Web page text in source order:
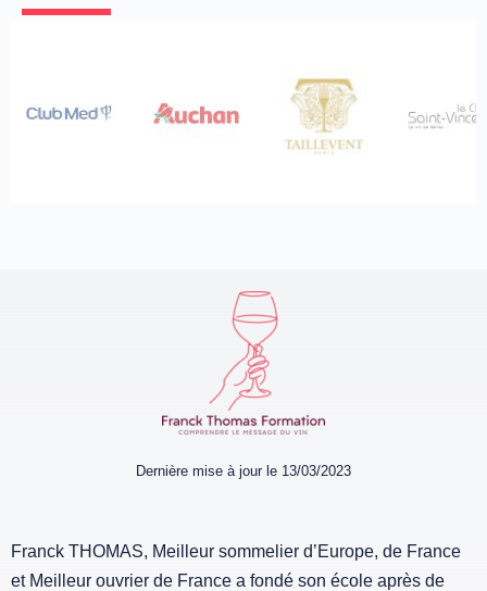
Dernière mise à jour le 13/03/2023
Franck THOMAS, Meilleur sommelier d’Europe, de France
et Meilleur ouvrier de France a fondé son école après de